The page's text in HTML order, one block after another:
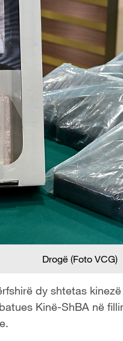
Drogë (Foto VCG)
dy shtetas
Kinë-ShBA në